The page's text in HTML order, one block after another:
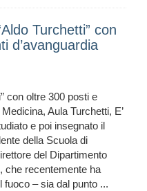
Turchetti” con
d’avanguardia
con oltre 300 posti e
Aula Turchetti, E’
e poi insegnato il
della Scuola di
del Dipartimento
, che recentemente ha
fuoco – sia dal punto ...